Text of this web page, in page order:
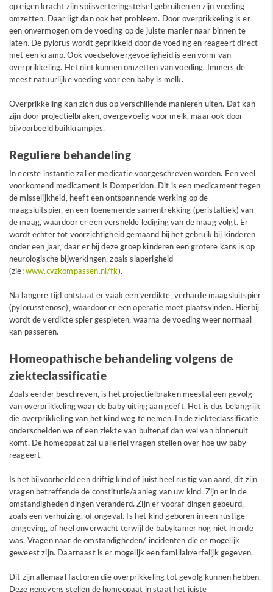
op eigen kracht zijn spijsverteringstelsel gebruiken en zijn voeding
omzetten. Daar ligt dan ook het probleem. Door overprikkeling is er
een onvermogen om de voeding op de juiste manier naar binnen te
laten. De pylorus wordt geprikkeld door de voeding en reageert direct
met een kramp. Ook voedselovergevoeligheid is een vorm van
overprikkeling. Het niet kunnen omzetten van voeding. Immers de
meest natuurlijke voeding voor een baby is melk.
Overprikkeling kan zich dus op verschillende manieren uiten. Dat kan
zijn door projectielbraken, overgevoelig voor melk, maar ook door
bijvoorbeeld buikkrampjes.
Reguliere behandeling
In eerste instantie zal er medicatie voorgeschreven worden. Een veel
voorkomend medicament is Domperidon. Dit is een medicament tegen
de misselijkheid, heeft een ontspannende werking op de
maagsluitspier, en een toenemende samentrekking (peristaltiek) van
de maag, waardoor er een versnelde lediging van de maag volgt. Er
wordt echter tot voorzichtigheid gemaand bij het gebruik bij kinderen
onder een jaar, daar er bij deze groep kinderen een grotere kans is op
neurologische bijwerkingen, zoals slaperigheid
(zie;www.cvzkompassen.nl/fk).
Na langere tijd ontstaat er vaak een verdikte, verharde maagsluitspier
(pylorusstenose), waardoor er een operatie moet plaatsvinden. Hierbij
wordt de verdikte spier gespleten, waarna de voeding weer normaal
kan passeren.
Homeopathische behandeling volgens de
ziekteclassificatie
Zoals eerder beschreven, is het projectielbraken meestal een gevolg
van overprikkeling waar de baby uiting aan geeft. Het is dus belangrijk
die overprikkeling van het kind weg te nemen. In de ziekteclassificatie
onderscheiden we of een ziekte van buitenaf dan wel van binnenuit
komt. De homeopaat zal u allerlei vragen stellen over hoe uw baby
reageert.
Is het bijvoorbeeld een driftig kind of juist heel rustig van aard, dit zijn
vragen betreffende de constitutie/aanleg van uw kind. Zijn er in de
omstandigheden dingen veranderd. Zijn er vooraf dingen gebeurd,
zoals een verhuizing, of ongeval. Is het kind geboren in een rustige
omgeving, of heel onverwacht terwijl de babykamer nog niet in orde
was. Vragen naar de omstandigheden/ incidenten die er mogelijk
geweest zijn. Daarnaast is er mogelijk een familiair/erfelijk gegeven.
Dit zijn allemaal factoren die overprikkeling tot gevolg kunnen hebben.
Deze gegevens stellen de homeopaat in staat het juiste